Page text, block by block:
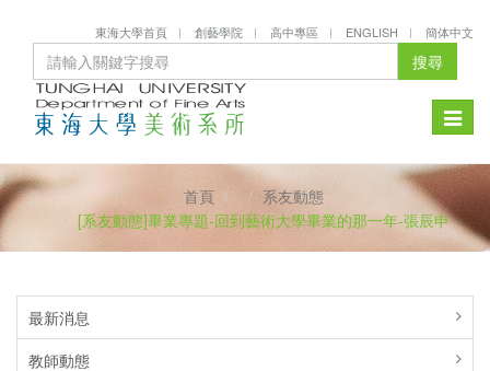
東海大學首頁 創藝學院 高中專區 ENGLISH 簡体中文
搜尋
Toggle
首頁
系友動態
[系友動態]畢業專題-回到藝術大學畢業的那一年-張辰申
最新消息
教師動態